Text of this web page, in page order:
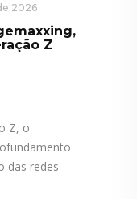
2026
Z
Z, o
das redes